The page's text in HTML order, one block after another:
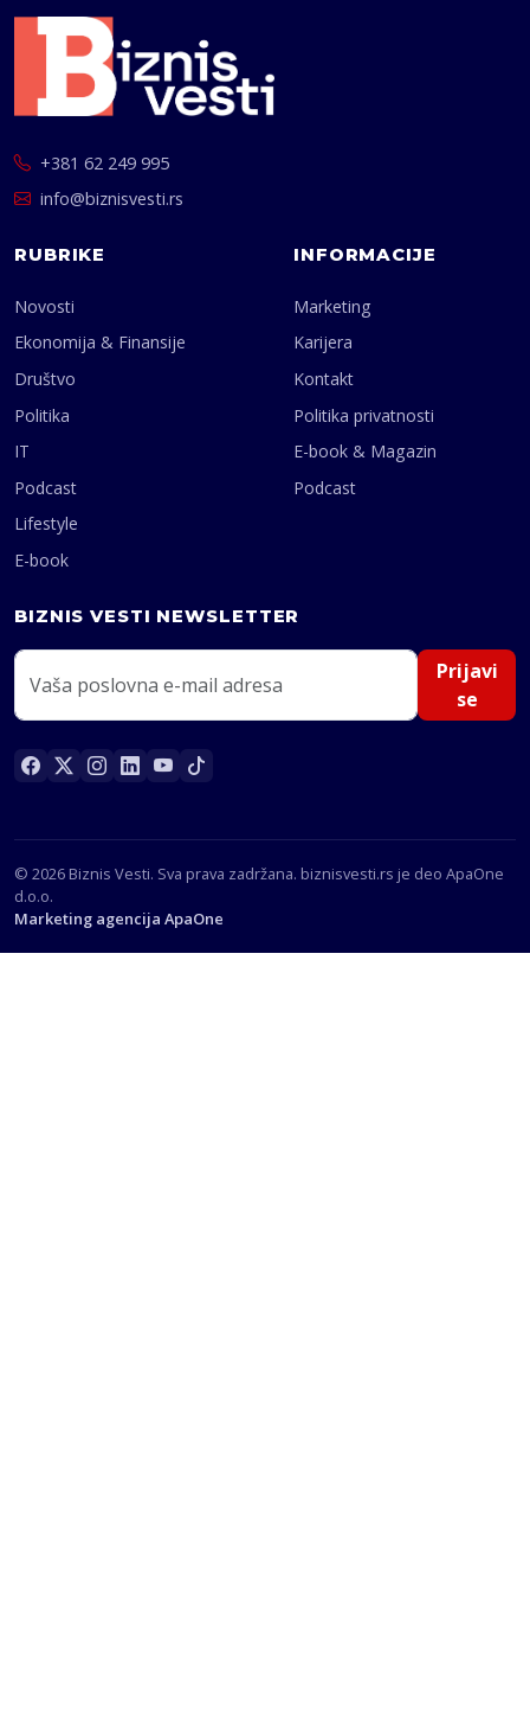
+381 62 249 995
info@biznisvesti.rs
RUBRIKE
Novosti
Ekonomija & Finansije
Društvo
Politika
IT
Podcast
Lifestyle
E-book
INFORMACIJE
Marketing
Karijera
Kontakt
Politika privatnosti
E-book & Magazin
Podcast
BIZNIS VESTI NEWSLETTER
Prijavi
se
© 2026 Biznis Vesti. Sva prava zadržana. biznisvesti.rs je deo ApaOne
d.o.o.
Marketing agencija ApaOne